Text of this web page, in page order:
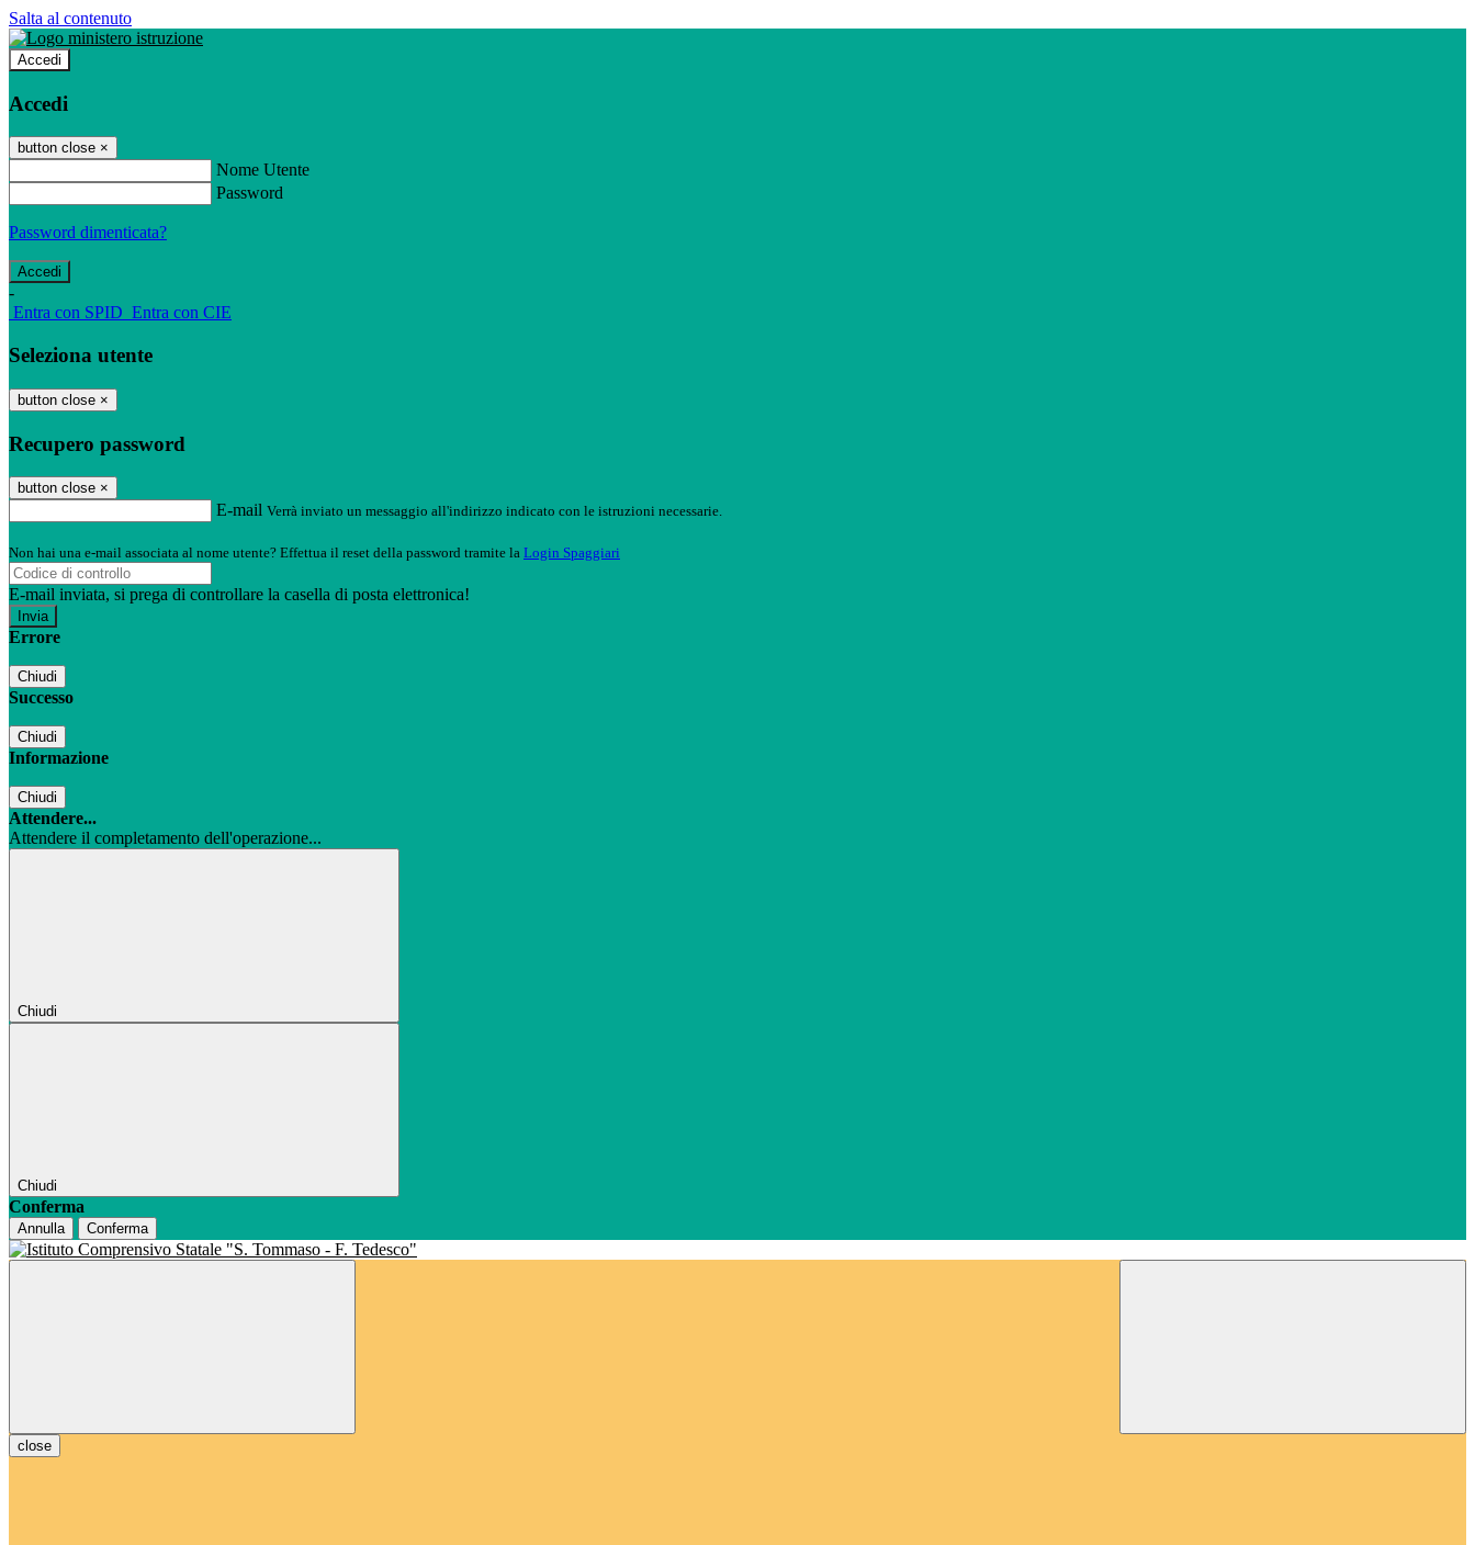
Salta al contenuto
Accedi
Accedi
button close ×
Nome Utente
Password
Password dimenticata?
-
Entra con SPID Entra con CIE
Seleziona utente
button close ×
Recupero password
button close ×
E-mail Verrà inviato un messaggio all'indirizzo indicato con le istruzioni necessarie.
Non hai una e-mail associata al nome utente? Effettua il reset della password tramite la Login Spaggiari
E-mail inviata, si prega di controllare la casella di posta elettronica!
Errore
Chiudi
Successo
Chiudi
Informazione
Chiudi
Attendere...
Attendere il completamento dell'operazione...
Chiudi
Chiudi
Conferma
Annulla Conferma
close